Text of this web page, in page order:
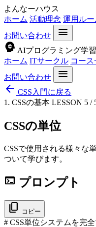
よんなーハウス
ホーム 活動理念 運用ルー
お問い合わせ
menu
psychology AIプログラミング学習
ホーム ITサークル コース
お問い合わせ
menu
arrow_back CSS入門に戻る
1. CSSの基本 LESSON 5 /
CSSの単位
CSSで使用される様々な
ついて学びます。
terminal プロンプト
content_copy コピー
# CSS単位システムを完